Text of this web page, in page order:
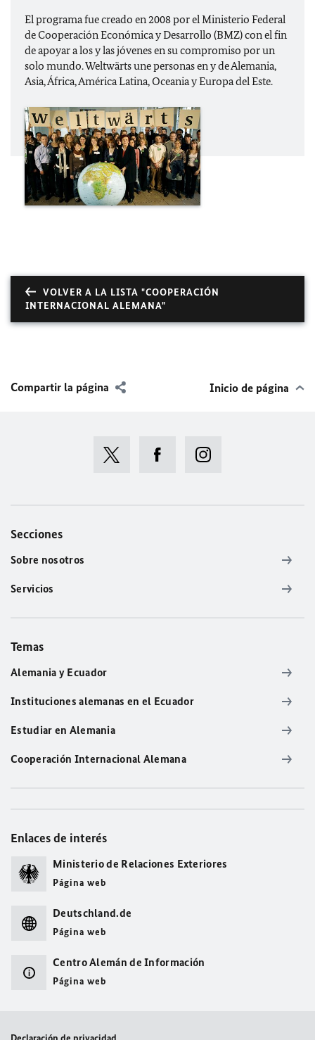
El programa fue creado en 2008 por el Ministerio Federal
de Cooperación Económica y Desarrollo (BMZ) con el fin
de apoyar a los y las jóvenes en su compromiso por un
solo mundo. Weltwärts une personas en y de Alemania,
Asia, África, América Latina, Oceania y Europa del Este.
VOLVER A LA LISTA "COOPERACIÓN
INTERNACIONAL ALEMANA"
Compartir la página Inicio de página
Secciones
Sobre nosotros
Servicios
Temas
Alemania y Ecuador
Instituciones alemanas en el Ecuador
Estudiar en Alemania
Cooperación Internacional Alemana
Enlaces de interés
Ministerio de Relaciones Exteriores
Página web
Deutschland.de
Página web
Centro Alemán de Información
Página web